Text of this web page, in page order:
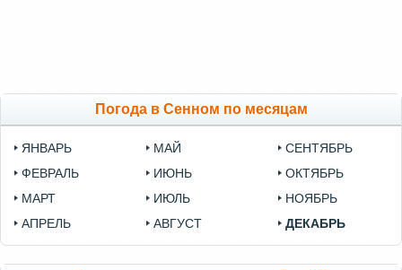
Погода в Сенном по месяцам
ЯНВАРЬ
ФЕВРАЛЬ
МАРТ
АПРЕЛЬ
МАЙ
ИЮНЬ
ИЮЛЬ
АВГУСТ
СЕНТЯБРЬ
ОКТЯБРЬ
НОЯБРЬ
ДЕКАБРЬ